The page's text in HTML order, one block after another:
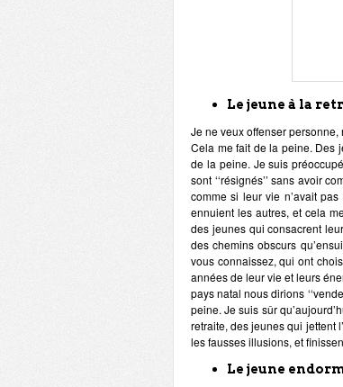
Le jeune à la
Je ne veux offenser personne,
Cela me fait de la peine. Des
de la peine. Je suis
sont ‘‘résignés’’ sans avoir
comme si leur vie n’avait
ennuient les autres, et cela
des jeunes qui consacrent
des chemins obscurs
vous connaissez, qui ont
années de leur vie et leurs
pays natal nous dirions
peine. Je suis sûr
retraite, des jeunes qui jettent
les fausses illusions, et
Le jeune